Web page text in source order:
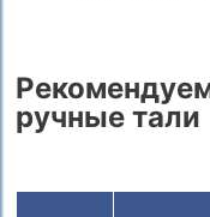
ручные тали